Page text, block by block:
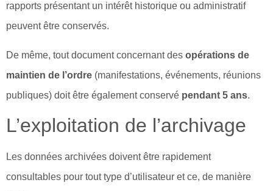
rapports présentant un intérêt historique ou administratif
peuvent être conservés.
De même, tout document concernant des opérations de
maintien de l’ordre (manifestations, événements, réunions
publiques) doit être également conservé pendant 5 ans.
L’exploitation de l’archivage
Les données archivées doivent être rapidement
consultables pour tout type d’utilisateur et ce, de manière